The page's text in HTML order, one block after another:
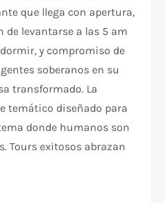
que llega con apertura,
levantarse a las 5 am
y compromiso de
soberanos en su
transformado. La
temático diseñado para
donde humanos son
Tours exitosos abrazan